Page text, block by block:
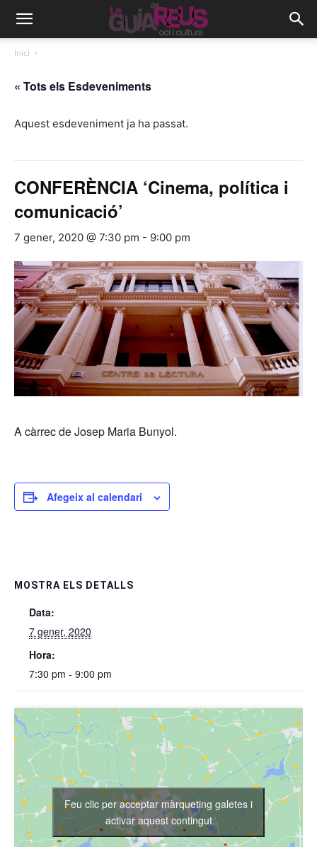
Inici
« Tots els Esdeveniments
Aquest esdeveniment ja ha passat.
CONFERÈNCIA ‘Cinema, política i
comunicació’
7 gener, 2020 @ 7:30 pm - 9:00 pm
A càrrec de Josep Maria Bunyol.
Afegeix al calendari
MOSTRA ELS DETALLS
Data:
7 gener, 2020
Hora:
7:30 pm - 9:00 pm
Feu clic per acceptar màrqueting galetes i
activar aquest contingut